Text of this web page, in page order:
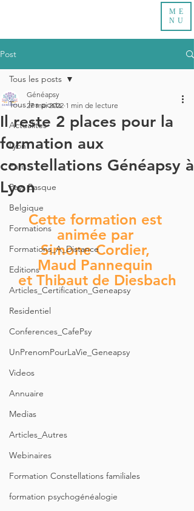
ME
NU
Post
Tous les posts
Actualites
Lyon
Paris
Pays Basque
Belgique
Formations
Formations_A_Distance
Editions
Articles_Certification_Geneapsy
Residentiel
Conferences_CafePsy
UnPrenomPourLaVie_Geneapsy
Videos
Annuaire
Medias
Articles_Autres
Webinaires
Formation Constellations familiales
formation psychogénéalogie
Tous les posts
Il reste 2 places pour la
formation aux
constellations Généapsy à
Lyon
Généapsy
27 mai 2022 1 min de lecture
Cette formation est
animée par
Simone Cordier,
Maud Pannequin
et Thibaut de Diesbach